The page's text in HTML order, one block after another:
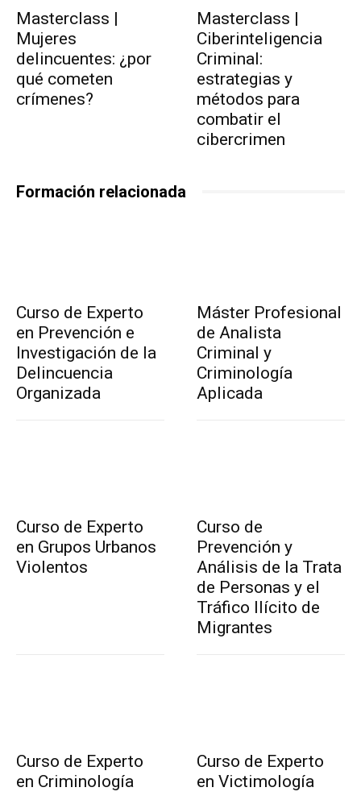
Masterclass |
Mujeres
delincuentes: ¿por
qué cometen
crímenes?
Masterclass |
Ciberinteligencia
Criminal:
estrategias y
métodos para
combatir el
cibercrimen
Formación relacionada
Curso de Experto
en Prevención e
Investigación de la
Delincuencia
Organizada
Máster Profesional
de Analista
Criminal y
Criminología
Aplicada
Curso de Experto
en Grupos Urbanos
Violentos
Curso de
Prevención y
Análisis de la Trata
de Personas y el
Tráfico Ilícito de
Migrantes
Curso de Experto
en Criminología
Curso de Experto
en Victimología